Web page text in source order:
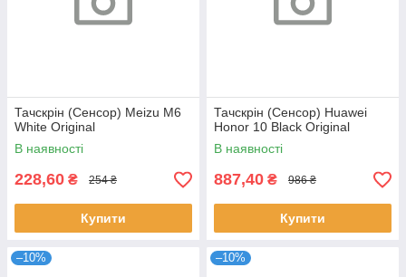
Тачскрін (Сенсор) Meizu M6
White Original
В наявності
228,60 ₴ 254 ₴
Купити
Тачскрін (Сенсор) Huawei
Honor 10 Black Original
В наявності
887,40 ₴ 986 ₴
Купити
–10% –10%